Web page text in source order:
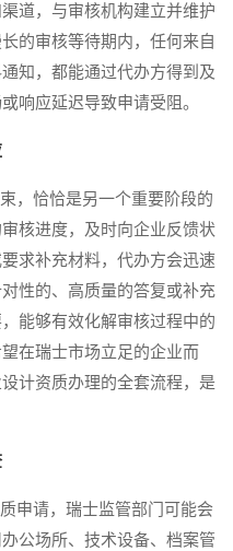
道，与审核机构建立并维护
的审核等待期内，任何来自
知，都能通过代办方得到及
响应延迟导致申请受阻。
恰恰是另一个重要阶段的
核进度，及时向企业反馈状
求补充材料，代办方会迅速
性的、高质量的答复或补充
能够有效化解审核过程中的
在瑞士市场立足的企业而
计资质办理的全套流程，是
请，瑞士监管部门可能会
公场所、技术设备、档案管